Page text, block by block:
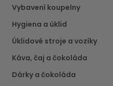
Vybavení koupelny
Hygiena a úklid
Úklidové stroje a vozíky
Káva, čaj a čokoláda
Dárky a čokoláda